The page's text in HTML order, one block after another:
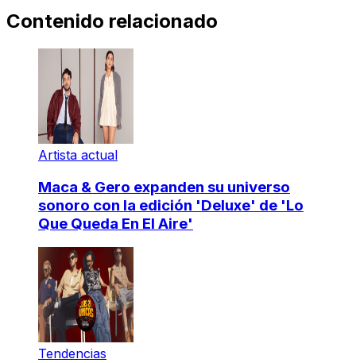
Contenido relacionado
Artista actual
Maca & Gero expanden su universo
sonoro con la edición 'Deluxe' de 'Lo
Que Queda En El Aire'
Tendencias